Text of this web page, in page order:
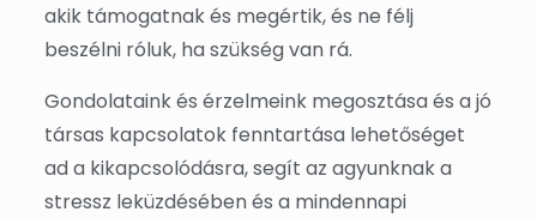
akik támogatnak és megértik, és ne félj
beszélni róluk, ha szükség van rá.
Gondolataink és érzelmeink megosztása és a jó
társas kapcsolatok fenntartása lehetőséget
ad a kikapcsolódásra, segít az agyunknak a
stressz leküzdésében és a mindennapi